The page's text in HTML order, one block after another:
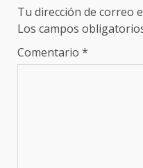
Tu dirección de correo
Los campos
Comentario *